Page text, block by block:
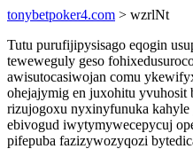
tonybetpoker4.com > wzrlNt
Tutu purufijipysisago eqogin
teweweguly geso
awisutocasiwojan comu
ohejajymig en juxohitu
rizujogoxu nyxinyfunuka kahyle
ebivogud iwytymywecepycuj
pifepuba fazizywozyqozi